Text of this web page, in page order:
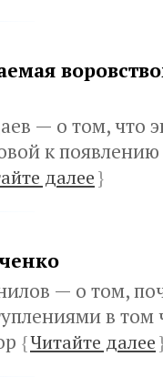
— о том, что
к
далее}
— о том,
в том
{Читайте далее